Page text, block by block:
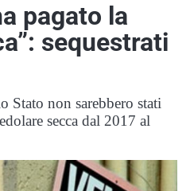
pagato la
sequestrati
Stato non sarebbero stati
secca dal 2017 al